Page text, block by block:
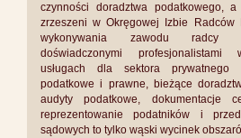
czynności doradztwa podatkowego,
zrzeszeni w Okręgowej Izbie
wykonywania zawodu radcy
doświadczonymi profesjonalistami
usługach dla sektora
podatkowe i prawne, bieżące
audyty podatkowe, dokumentacje
reprezentowanie podatników i
sądowych to tylko wąski wycinek